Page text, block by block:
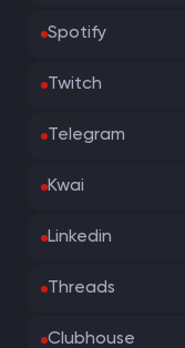
Spotify
Twitch
Telegram
Kwai
Linkedin
Threads
Clubhouse